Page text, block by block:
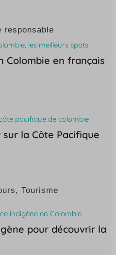
responsable
Colombie en français
la Côte Pacifique
, Tourisme
pour découvrir la